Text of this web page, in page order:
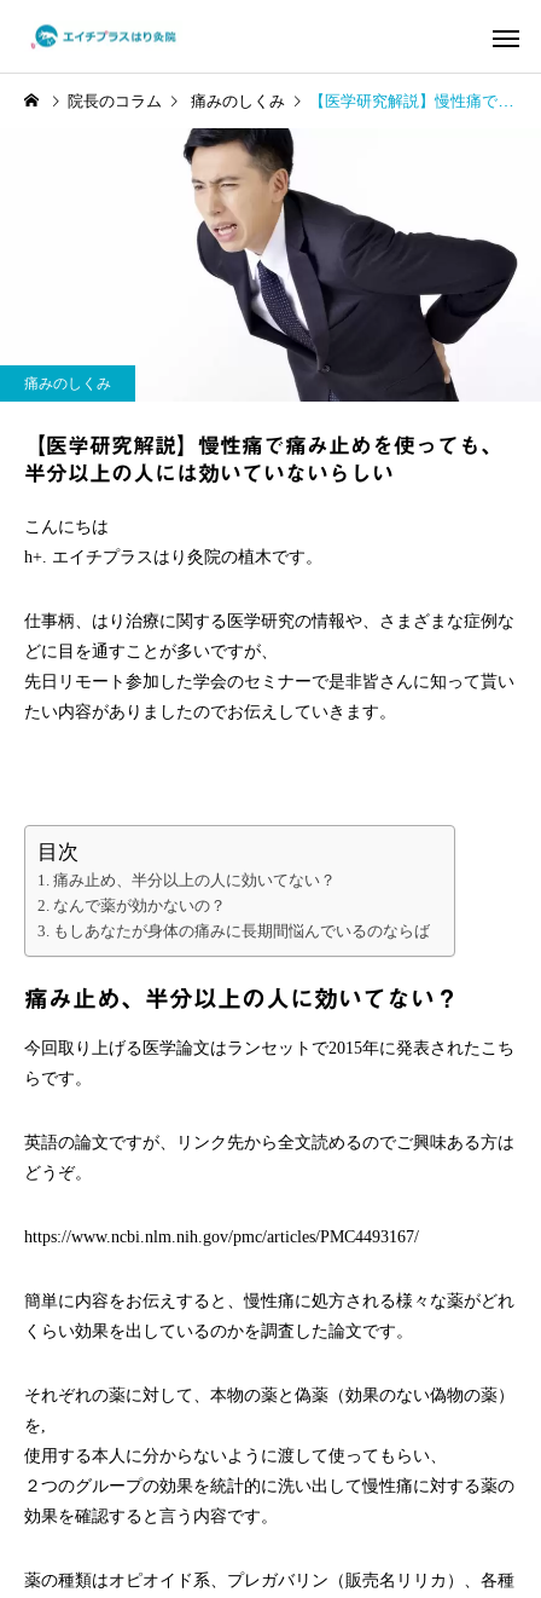
頭皮から全身を変える
はり治療 YNSA
骨格・関節調
でできる運
10代の自律神経の乱れ｜起
立性調節障害に対する鍼灸
によるアプローチ
症状の原因解説
ぎっくり腰にお悩みの
｜鍼治療と根本アプロ
院長のコラム 痛みのしくみ 【医学研究解説】慢性痛で痛み止めを使っても、半分以上の人には効いていないらしい
痛みのしくみ
【医学研究解説】慢性痛で痛み止めを使っても、
半分以上の人には効いていないらしい
こんにちは
h+. エイチプラスはり灸院の植木です。
仕事柄、はり治療に関する医学研究の情報や、 さまざまな症例な
どに目を通すことが多いですが、
先日リモート参加した学会のセミナーで是非皆さんに知って貰い
たい内容がありましたのでお伝えしていきます。
目次
痛み止め、半分以上の人に効いてない？
なんで薬が効かないの？
もしあなたが身体の痛みに長期間悩んでいるのならば
痛み止め、半分以上の人に効いてない？
今回取り上げる医学論文はランセットで2015年に発表されたこち
らです。
英語の論文ですが、リンク先から全文読めるのでご興味ある方は
どうぞ。
https://www.ncbi.nlm.nih.gov/pmc/articles/PMC4493167/
簡単に内容をお伝えすると、慢性痛に処方される様々な薬がどれ
くらい効果を出しているのかを調査した論文です。
それぞれの薬に対して、本物の薬と偽薬（効果のない偽物の薬）
を,
使用する本人に分からないように渡して使ってもらい、
２つのグループの効果を統計的に洗い出して慢性痛に対する薬の
効果を確認すると言う内容です。
薬の種類はオピオイド系、プレガバリン（販売名リリカ）、各種